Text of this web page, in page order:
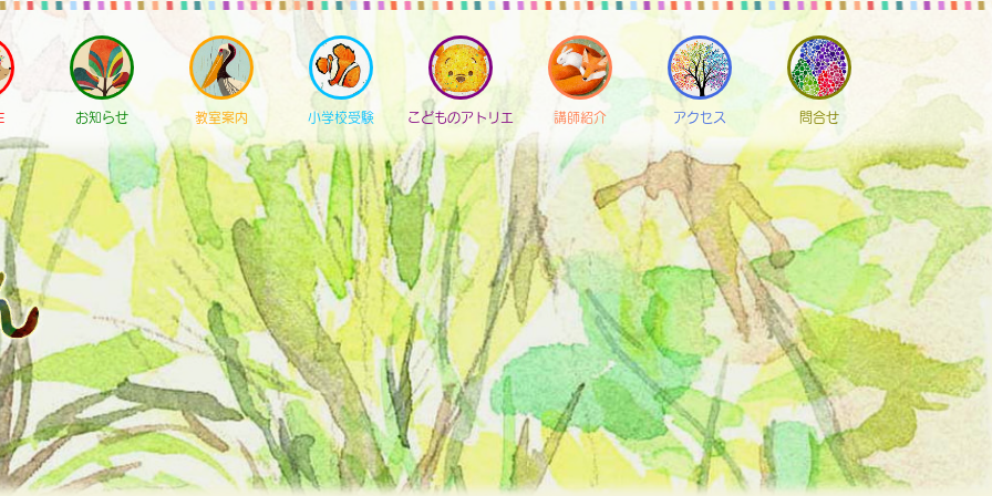
お知らせ 教室案内 小学校受験 こどものアトリエ 講師紹介 アクセス 問合せ